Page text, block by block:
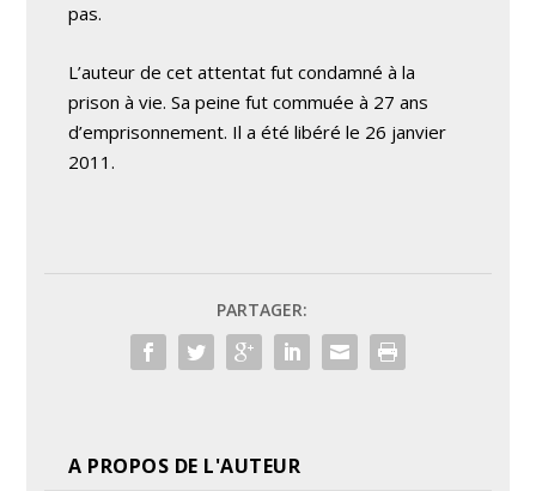
pas.
L’auteur de cet attentat fut condamné à la
prison à vie. Sa peine fut commuée à 27 ans
d’emprisonnement. Il a été libéré le 26 janvier
2011.
PARTAGER:
A PROPOS DE L'AUTEUR